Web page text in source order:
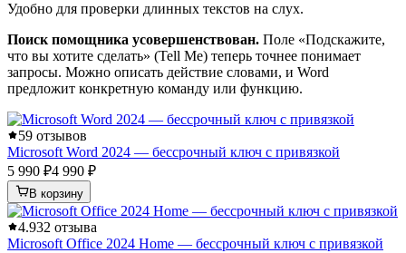
Удобно для проверки длинных текстов на слух.
Поиск помощника усовершенствован. Поле «Подскажите,
что вы хотите сделать» (Tell Me) теперь точнее понимает
запросы. Можно описать действие словами, и Word
предложит конкретную команду или функцию.
59 отзывов
Microsoft Word 2024 — бессрочный ключ с привязкой
5 990 ₽4 990 ₽
В корзину
4.932 отзыва
Microsoft Office 2024 Home — бессрочный ключ с привязкой